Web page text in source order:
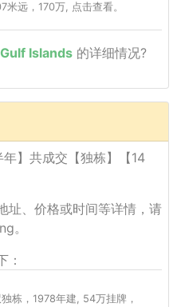
米远，170万, 点击查看。
Gulf Islands 的详细情况?
年】共成交【独栋】【14
址、价格或时间等详情，请
。
：
栋，1978年建, 54万挂牌，